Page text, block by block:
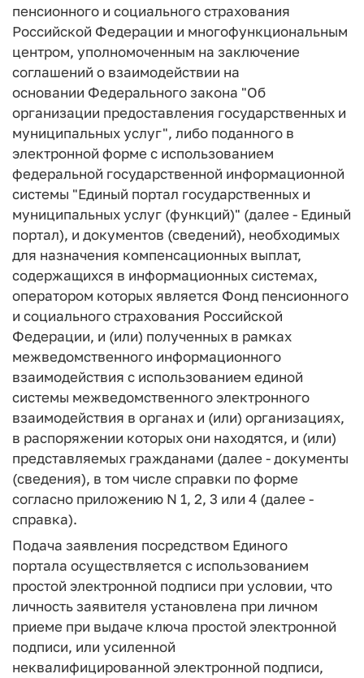
пенсионного и социального страхования
Российской Федерации и многофункциональным
центром, уполномоченным на заключение
соглашений о взаимодействии на
основании Федерального закона "Об
организации предоставления государственных и
муниципальных услуг", либо поданного в
электронной форме с использованием
федеральной государственной информационной
системы "Единый портал государственных и
муниципальных услуг (функций)" (далее - Единый
портал), и документов (сведений), необходимых
для назначения компенсационных выплат,
содержащихся в информационных системах,
оператором которых является Фонд пенсионного
и социального страхования Российской
Федерации, и (или) полученных в рамках
межведомственного информационного
взаимодействия с использованием единой
системы межведомственного электронного
взаимодействия в органах и (или) организациях,
в распоряжении которых они находятся, и (или)
представляемых гражданами (далее - документы
(сведения), в том числе справки по форме
согласно приложению N 1, 2, 3 или 4 (далее -
справка).
Подача заявления посредством Единого
портала осуществляется с использованием
простой электронной подписи при условии, что
личность заявителя установлена при личном
приеме при выдаче ключа простой электронной
подписи, или усиленной
неквалифицированной электронной подписи,